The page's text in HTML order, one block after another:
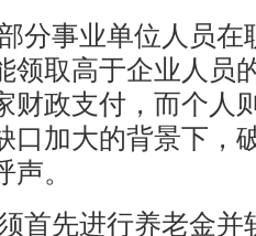
分事业单位人员在
领取高于企业人员
财政支付，而个人
口加大的背景下，
。
首先进行养老金并